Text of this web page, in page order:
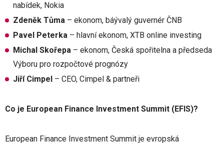
nabídek, Nokia
Zdeněk Tůma – ekonom, báývalý guvernér ČNB
Pavel Peterka – hlavní ekonom, XTB online investing
Michal Skořepa – ekonom, Česká spořitelna a předseda
Výboru pro rozpočtové prognózy
Jiří Cimpel – CEO, Cimpel & partneři
Co je European Finance Investment Summit (EFIS)?
European Finance Investment Summit je evropská